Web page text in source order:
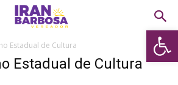
Abrir
Estadual de Cultura
Estadual de Cultura